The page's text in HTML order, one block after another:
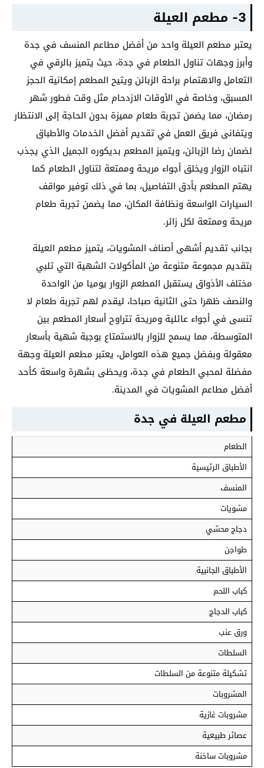
3- مطعم العيلة
يعتبر مطعم العيلة واحد من أفضل مطاعم المنسف في جدة
وأبرز وجهات تناول الطعام في جدة، حيث يتميز بالرقي في
التعامل والاهتمام براحة الزبائن ويتيح المطعم إمكانية الحجز
المسبق، وخاصة في الأوقات الازدحام مثل وقت فطور شهر
رمضان، مما يضمن تجربة طعام مميزة بدون الحاجة إلى الانتظار
ويتفانى فريق العمل في تقديم أفضل الخدمات والأطباق
لضمان رضا الزبائن، ويتميز المطعم بديكوره الجميل الذي يجذب
انتباه الزوار ويخلق أجواء مريحة وممتعة لتناول الطعام كما
يهتم المطعم بأدق التفاصيل، بما في ذلك توفير مواقف
السيارات الواسعة ونظافة المكان، مما يضمن تجربة طعام
مريحة وممتعة لكل زائر.
بجانب تقديم أشهى أصناف المشويات، يتميز مطعم العيلة
بتقديم مجموعة متنوعة من المأكولات الشهية التي تلبي
مختلف الأذواق يستقبل المطعم الزوار يوميا من الواحدة
والنصف ظهرا حتى الثانية صباحا، ليقدم لهم تجربة طعام لا
تنسى في أجواء عائلية ومريحة تتراوح أسعار المطعم بين
المتوسطة، مما يسمح للزوار بالاستمتاع بوجبة شهية بأسعار
معقولة وبفضل جميع هذه العوامل، يعتبر مطعم العيلة وجهة
مفضلة لمحبي الطعام في جدة، ويحظى بشهرة واسعة كأحد
أفضل مطاعم المشويات في المدينة.
مطعم العيلة في جدة
الطعام
الأطباق الرئيسية
المنسف
مشويات
دجاج محشي
طواجن
الأطباق الجانبية
كباب اللحم
كباب الدجاج
ورق عنب
السلطات
تشكيلة متنوعة من السلطات
المشروبات
مشروبات غازية
عصائر طبيعية
مشروبات ساخنة